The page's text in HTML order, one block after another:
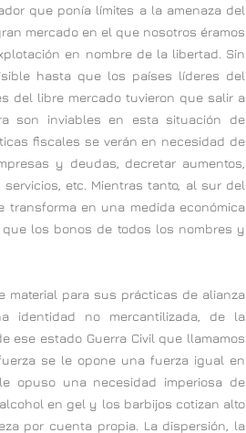
que ponía límites a la amenaza del
mercado en el que nosotros éramos
en nombre de la libertad. Sin
hasta que los países líderes del
del libre mercado tuvieron que salir a
son inviables en esta situación de
fiscales se verán en necesidad de
y deudas, decretar aumentos,
etc. Mientras tanto, al sur del
transforma en una medida económica
los bonos de todos los nombres y
material para sus prácticas de alianza
identidad no mercantilizada, de la
ese estado Guerra Civil que llamamos
se le opone una fuerza igual en
opuso una necesidad imperiosa de
en gel y los barbijos cotizan alto
por cuenta propia. La dispersión, la